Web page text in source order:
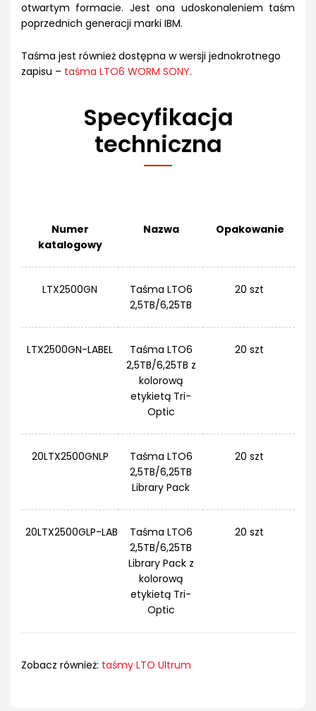
otwartym formacie. Jest ona udoskonaleniem taśm
poprzednich generacji marki IBM.
Taśma jest również dostępna w wersji jednokrotnego
zapisu – taśma LTO6 WORM SONY.
Specyfikacja
techniczna
Numer
katalogowy
Nazwa Opakowanie
LTX2500GN
Taśma LTO6
2,5TB/6,25TB
20 szt
LTX2500GN-LABEL
Taśma LTO6
2,5TB/6,25TB z
kolorową
etykietą Tri-
Optic
20 szt
20LTX2500GNLP
Taśma LTO6
2,5TB/6,25TB
Library Pack
20 szt
20LTX2500GLP-LAB
Taśma LTO6
2,5TB/6,25TB
Library Pack z
kolorową
etykietą Tri-
Optic
20 szt
Zobacz również: taśmy LTO Ultrum